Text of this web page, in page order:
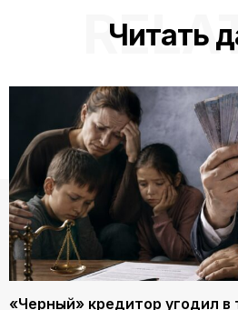
Читать
«Черный» кредитор угодил